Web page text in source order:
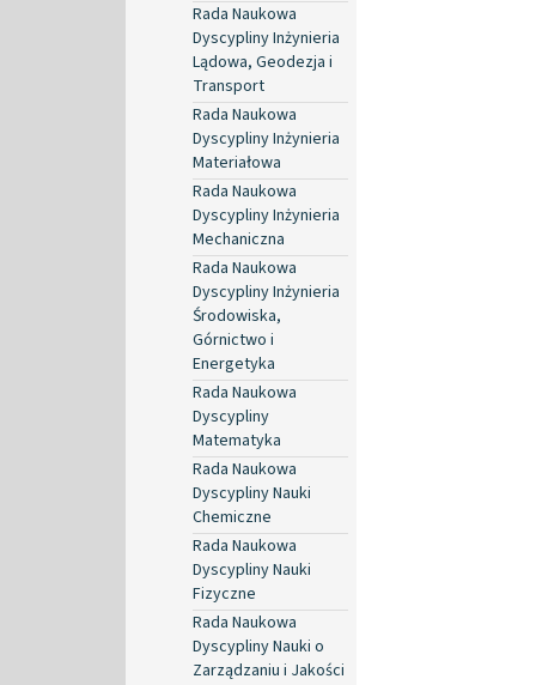
Rada Naukowa
Dyscypliny Inżynieria
Lądowa, Geodezja i
Transport
Rada Naukowa
Dyscypliny Inżynieria
Materiałowa
Rada Naukowa
Dyscypliny Inżynieria
Mechaniczna
Rada Naukowa
Dyscypliny Inżynieria
Środowiska,
Górnictwo i
Energetyka
Rada Naukowa
Dyscypliny
Matematyka
Rada Naukowa
Dyscypliny Nauki
Chemiczne
Rada Naukowa
Dyscypliny Nauki
Fizyczne
Rada Naukowa
Dyscypliny Nauki o
Zarządzaniu i Jakości